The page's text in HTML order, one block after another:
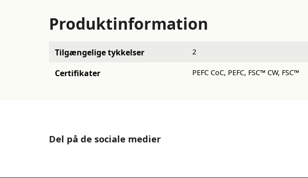
Produktinformation
Tilgængelige tykkelser 2
Certifikater PEFC CoC, PEFC, FSC™ CW, FSC™
Del på de sociale medier